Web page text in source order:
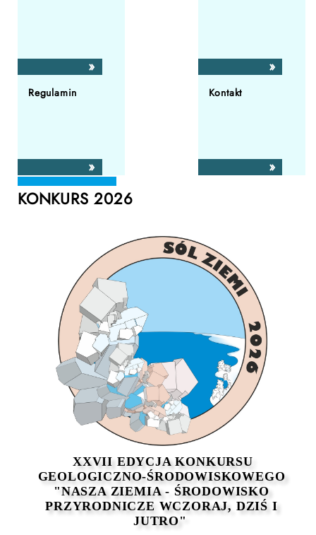
Regulamin Kontakt
KONKURS 2026
XXVII EDYCJA KONKURSU
GEOLOGICZNO-ŚRODOWISKOWEGO
"NASZA ZIEMIA - ŚRODOWISKO
PRZYRODNICZE WCZORAJ, DZIŚ I
JUTRO"